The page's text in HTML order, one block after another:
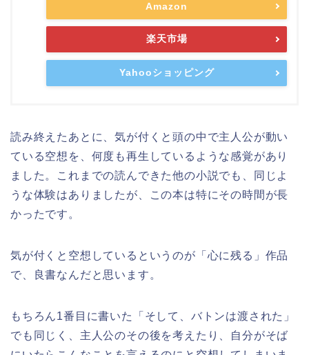
Amazon
楽天市場
Yahooショッピング
読み終えたあとに、気が付くと頭の中で主人公が動い
ている空想を、何度も再生しているような感覚があり
ました。これまでの読んできた他の小説でも、同じよ
うな体験はありましたが、この本は特にその時間が長
かったです。
気が付くと空想しているというのが「心に残る」作品
で、良書なんだと思います。
もちろん1番目に書いた「そして、バトンは渡された」
でも同じく、主人公のその後を考えたり、自分がそば